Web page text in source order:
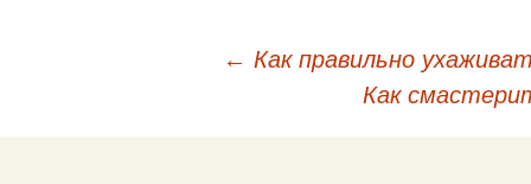
Навигация по
← Как правильно
Как